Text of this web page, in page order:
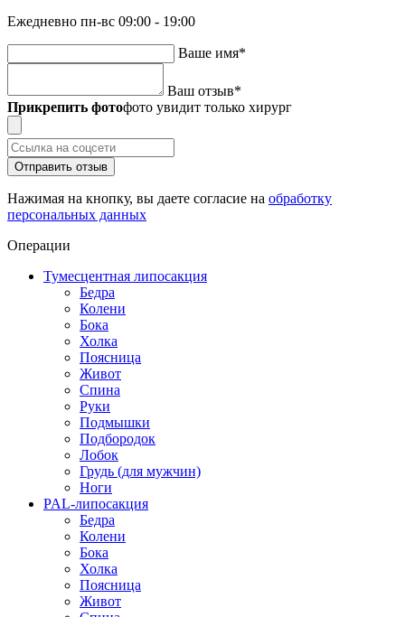
Ежедневно пн-вс 09:00 - 19:00
Ваше имя*
Ваш отзыв*
Прикрепить фотофото увидит только хирург
Отправить отзыв
Нажимая на кнопку, вы даете согласие на обработку
персональных данных
Операции
Тумесцентная липосакция
Бедра
Колени
Бока
Холка
Поясница
Живот
Спина
Руки
Подмышки
Подбородок
Лобок
Грудь (для мужчин)
Ноги
PAL-липосакция
Бедра
Колени
Бока
Холка
Поясница
Живот